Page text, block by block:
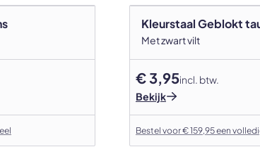
Kleurstaal Geblokt
Met zwart vilt
€ 3,95incl. btw.
Bekijk
Bestel voor € 159,95 een